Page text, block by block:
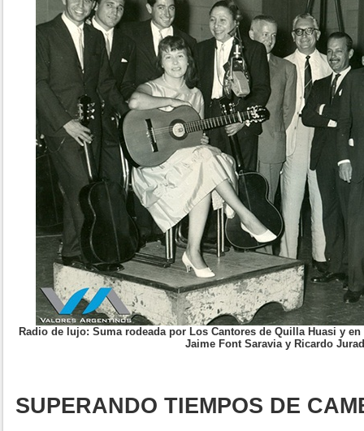
Radio de lujo: Suma rodeada por Los Cantores de Quilla Huasi y
Jaime Font Saravia y Ricardo
SUPERANDO TIEMPOS DE